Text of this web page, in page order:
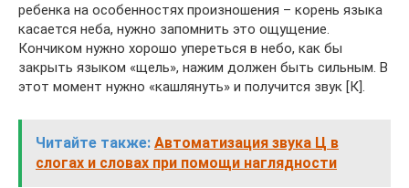
ребенка на особенностях произношения – корень языка
касается неба, нужно запомнить это ощущение.
Кончиком нужно хорошо упереться в небо, как бы
закрыть языком «щель», нажим должен быть сильным. В
этот момент нужно «кашлянуть» и получится звук [К].
Читайте также: Автоматизация звука Ц в
слогах и словах при помощи наглядности